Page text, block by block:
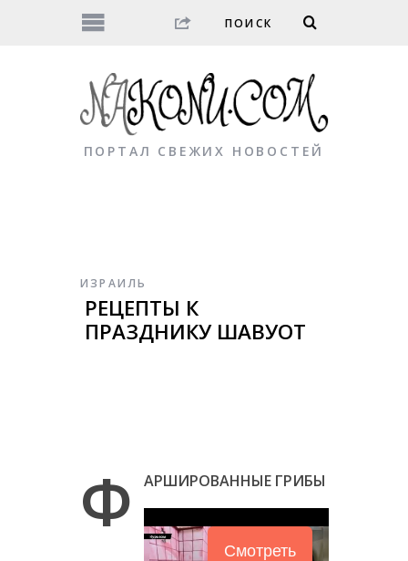
ПОРТАЛ СВЕЖИХ НОВОСТЕЙ
ИЗРАИЛЬ
РЕЦЕПТЫ К
ПРАЗДНИКУ ШАВУОТ
Ф АРШИРОВАННЫЕ ГРИБЫ
Смотреть